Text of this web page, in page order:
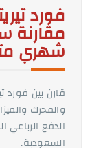
مقارنة
شهري
والمحرك
الدفع الرباعي
السعودية.